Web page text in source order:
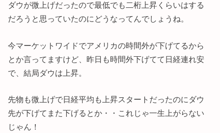
ダウが微上げだったので最低でも二桁上昇くらいはする
だろうと思っていたのにどうなってんでしょうね。
今マーケットワイドでアメリカの時間外が下げてるから
とか言ってますけど、昨日も時間外下げてて日経連れ安
で、結局ダウは上昇。
先物も微上げで日経平均も上昇スタートだったのにダウ
先が下げてまた下げるとか・・これじゃ一生上がらない
じゃん！